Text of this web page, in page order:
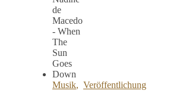
Musik, Veröffentlichung